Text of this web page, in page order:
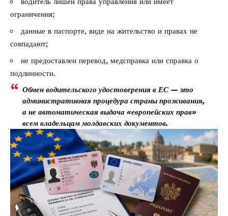
ограничения;
данные в паспорте, виде на жительство и правах не
совпадают;
не предоставлен перевод, медсправка или справка о
подлинности.
Обмен водительского удостоверения в ЕС — это
административная процедура страны проживания,
а не автоматическая выдача «европейских прав»
всем владельцам молдавских документов.